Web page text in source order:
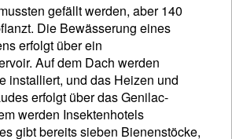
gefällt werden, aber 140
Die Bewässerung eines
erfolgt über ein
Auf dem Dach werden
installiert, und das Heizen und
erfolgt über das Genilac-
werden Insektenhotels
gibt bereits sieben Bienenstöcke,